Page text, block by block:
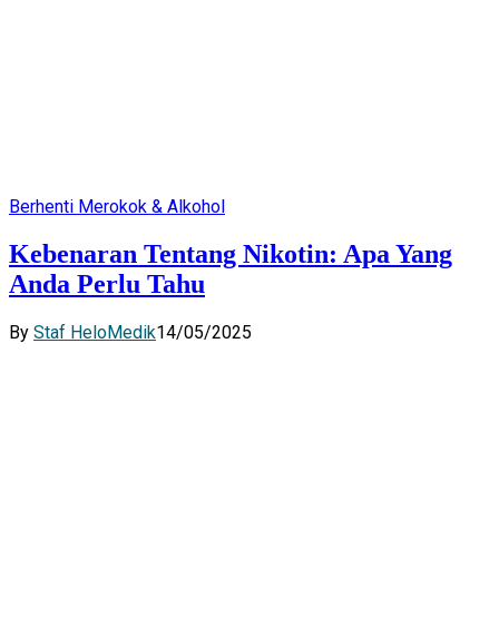
Berhenti Merokok & Alkohol
Kebenaran Tentang Nikotin: Apa Yang
Anda Perlu Tahu
By Staf HeloMedik14/05/2025